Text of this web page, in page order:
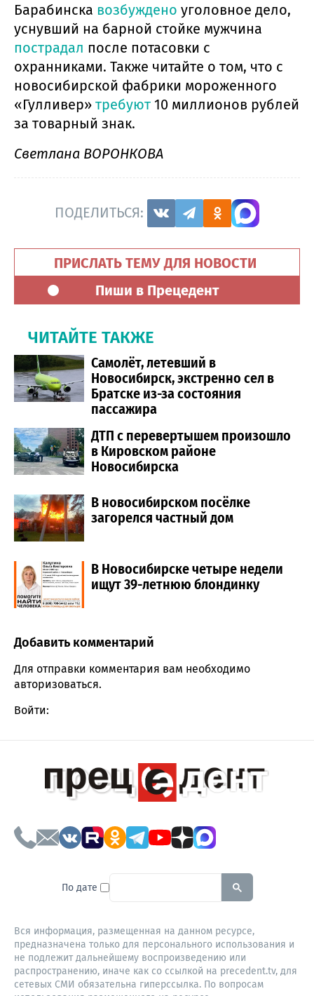
Барабинска возбуждено уголовное дело,
уснувший на барной стойке мужчина
пострадал после потасовки с
охранниками. Также читайте о том, что с
новосибирской фабрики мороженного
«Гулливер» требуют 10 миллионов рублей
за товарный знак.
Светлана ВОРОНКОВА
ПОДЕЛИТЬСЯ:
ПРИСЛАТЬ ТЕМУ ДЛЯ НОВОСТИ
Пиши в Прецедент
ЧИТАЙТЕ ТАКЖЕ
Самолёт, летевший в
Новосибирск, экстренно сел в
Братске из-за состояния
пассажира
ДТП с перевертышем произошло
в Кировском районе
Новосибирска
В новосибирском посёлке
загорелся частный дом
В Новосибирске четыре недели
ищут 39-летнюю блондинку
Comment section
Добавить комментарий
Для отправки комментария вам необходимо
авторизоваться.
Войти:
По дате To search this site, enter a
Вся информация, размещенная на данном ресурсе,
предназначена только для персонального использования и
не подлежит дальнейшему воспроизведению или
распространению, иначе как со ссылкой на precedent.tv, для
сетевых СМИ обязательна гиперссылка. По вопросам